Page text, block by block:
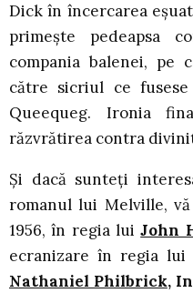
Dick în încercarea
primește pedeapsa
compania balenei, pe
către sicriul ce
Queequeg. Ironia
răzvrătirea contra
Și dacă sunteți
romanul lui Melville,
1956, în regia luiJohn
ecranizare în regia lui
Nathaniel Philbrick,